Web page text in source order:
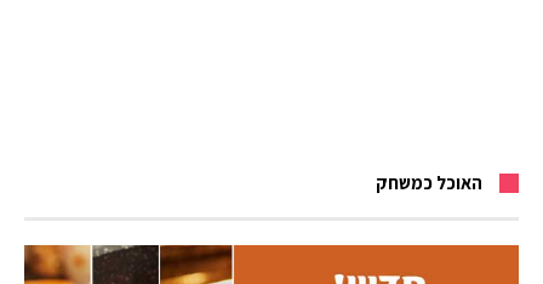
האוכל כמשחק